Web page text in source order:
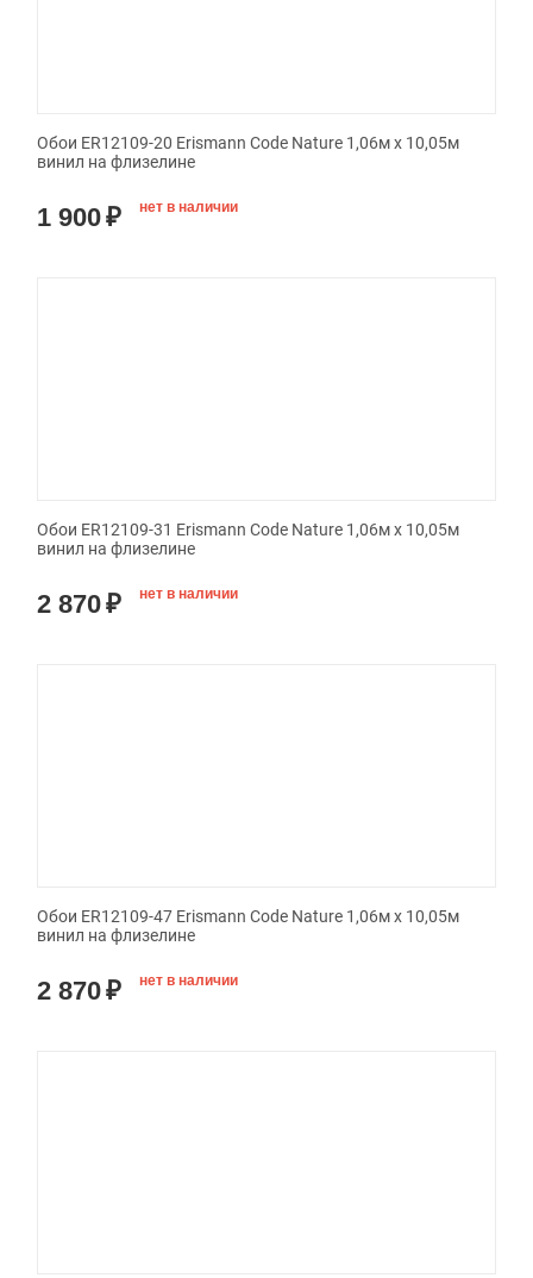
Обои ER12109-20 Erismann Code Nature 1,06м х 10,05м
винил на флизелине
1 900₽ нет в наличии
Обои ER12109-31 Erismann Code Nature 1,06м х 10,05м
винил на флизелине
2 870₽ нет в наличии
Обои ER12109-47 Erismann Code Nature 1,06м х 10,05м
винил на флизелине
2 870₽ нет в наличии